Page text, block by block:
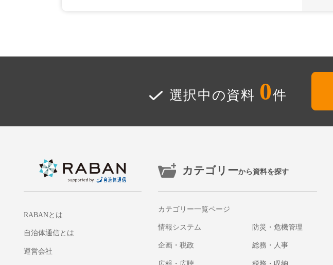
選択中の資料 0件
RABANとは
自治体通信とは
運営会社
カテゴリーから資料を探す
カテゴリー一覧ページ
情報システム
企画・税政
防災・危機管理
総務・人事